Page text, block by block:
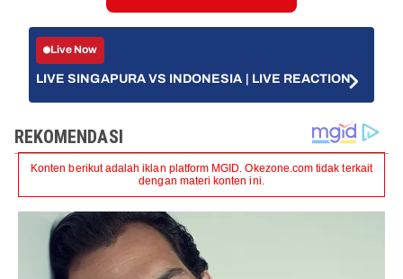
Live Now
LIVE SINGAPURA VS INDONESIA | LIVE REACTION